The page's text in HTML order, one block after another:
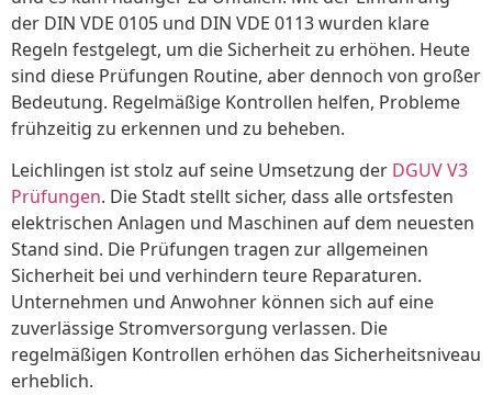
der DIN VDE 0105 und DIN VDE 0113 wurden klare
Regeln festgelegt, um die Sicherheit zu erhöhen. Heute
sind diese Prüfungen Routine, aber dennoch von großer
Bedeutung. Regelmäßige Kontrollen helfen, Probleme
frühzeitig zu erkennen und zu beheben.
Leichlingen ist stolz auf seine Umsetzung der DGUV V3
Prüfungen. Die Stadt stellt sicher, dass alle ortsfesten
elektrischen Anlagen und Maschinen auf dem neuesten
Stand sind. Die Prüfungen tragen zur allgemeinen
Sicherheit bei und verhindern teure Reparaturen.
Unternehmen und Anwohner können sich auf eine
zuverlässige Stromversorgung verlassen. Die
regelmäßigen Kontrollen erhöhen das Sicherheitsniveau
erheblich.